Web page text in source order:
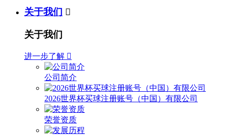
关于我们 
关于我们
进一步了解 
公司简介
2026世界杯买球注册账号（中国）有限公司
荣誉资质